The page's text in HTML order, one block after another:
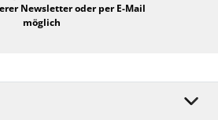
Newsletter oder per E-Mail
möglich